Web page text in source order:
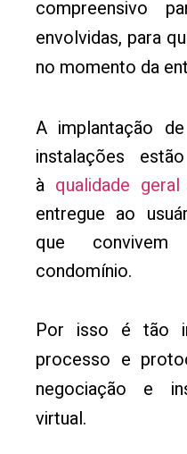
compreensivo
envolvidas, para
no momento da
A implantação
instalações
à qualidade
entregue ao
que
condomínio.
Por isso é tão
processo e
negociação e
virtual.